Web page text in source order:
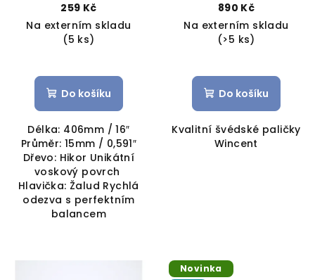
259 Kč
Na externím skladu
(5 ks)
Do košíku
Délka: 406mm / 16″
Průměr: 15mm / 0,591″
Dřevo: Hikor Unikátní
voskový povrch
Hlavička: Žalud Rychlá
odezva s perfektním
balancem
890 Kč
Na externím skladu
(>5 ks)
Do košíku
Kvalitní švédské paličky
Wincent
Novinka